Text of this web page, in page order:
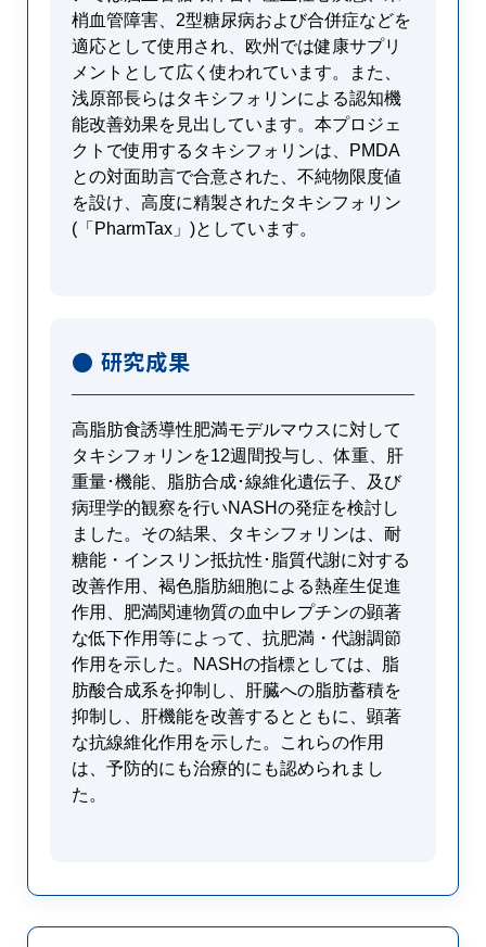
梢血管障害、2型糖尿病および合併症などを
適応として使用され、欧州では健康サプリ
メントとして広く使われています。また、
浅原部長らはタキシフォリンによる認知機
能改善効果を見出しています。本プロジェ
クトで使用するタキシフォリンは、PMDA
との対面助言で合意された、不純物限度値
を設け、高度に精製されたタキシフォリン
(「PharmTax」)としています。
● 研究成果
高脂肪食誘導性肥満モデルマウスに対して
タキシフォリンを12週間投与し、体重、肝
重量･機能、脂肪合成･線維化遺伝子、及び
病理学的観察を行いNASHの発症を検討し
ました。その結果、タキシフォリンは、耐
糖能・インスリン抵抗性･脂質代謝に対する
改善作用、褐色脂肪細胞による熱産生促進
作用、肥満関連物質の血中レプチンの顕著
な低下作用等によって、抗肥満・代謝調節
作用を示した。NASHの指標としては、脂
肪酸合成系を抑制し、肝臓への脂肪蓄積を
抑制し、肝機能を改善するとともに、顕著
な抗線維化作用を示した。これらの作用
は、予防的にも治療的にも認められまし
た。